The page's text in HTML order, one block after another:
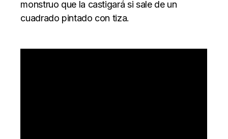
monstruo que la castigará si sale de un
cuadrado pintado con tiza.